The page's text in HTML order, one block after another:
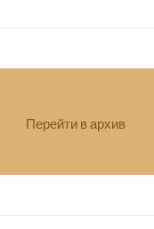
Перейти в архив